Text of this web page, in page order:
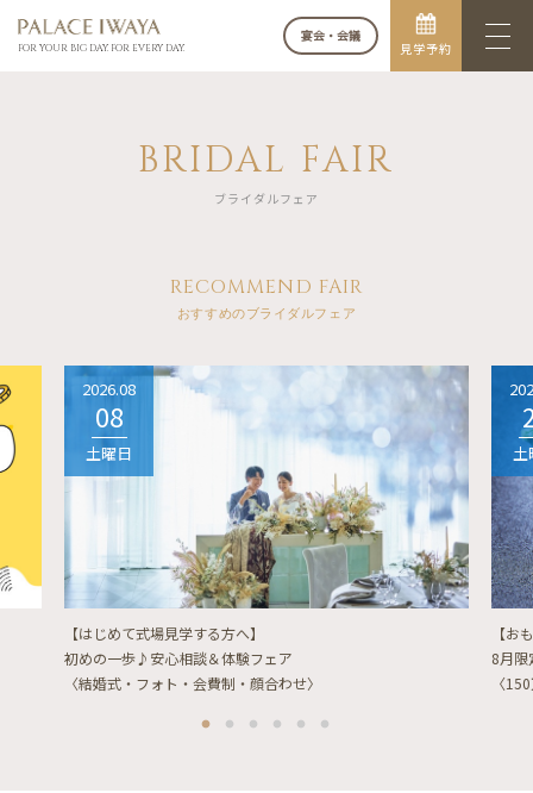
FOR YOUR BIG DAY. FOR EVERY DAY.
宴会・会議
見学予約
BRIDAL FAIR
ブライダルフェア
RECOMMEND FAIR
おすすめのブライダルフェア
2026.08
08
土曜日
【はじめて式場見学する方へ】
初めの一歩♪安心相談＆体験フェア
〈結婚式・フォト・会費制・顔合わせ〉
土
【お
8月限
〈